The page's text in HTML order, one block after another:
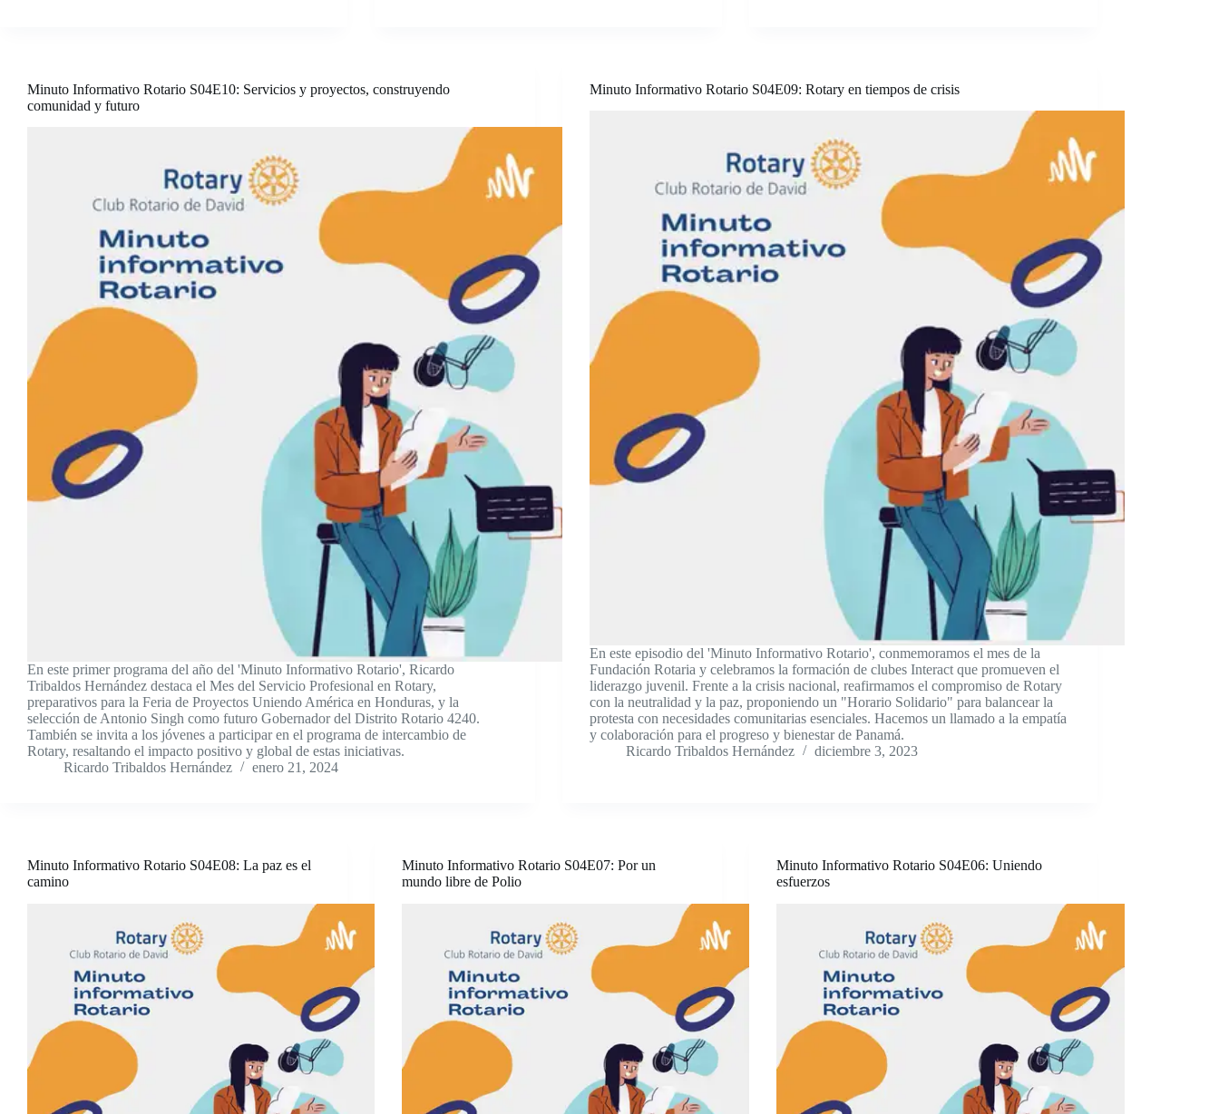
Minuto Informativo Rotario S04E10: Servicios y proyectos, construyendo
comunidad y futuro
En este primer programa del año del 'Minuto Informativo Rotario', Ricardo
Tribaldos Hernández destaca el Mes del Servicio Profesional en Rotary,
preparativos para la Feria de Proyectos Uniendo América en Honduras, y la
selección de Antonio Singh como futuro Gobernador del Distrito Rotario 4240.
También se invita a los jóvenes a participar en el programa de intercambio de
Rotary, resaltando el impacto positivo y global de estas iniciativas.
Ricardo Tribaldos Hernández
enero 21, 2024
Minuto Informativo Rotario S04E09: Rotary en tiempos de crisis
En este episodio del 'Minuto Informativo Rotario', conmemoramos el mes de la
Fundación Rotaria y celebramos la formación de clubes Interact que promueven el
liderazgo juvenil. Frente a la crisis nacional, reafirmamos el compromiso de Rotary
con la neutralidad y la paz, proponiendo un "Horario Solidario" para balancear la
protesta con necesidades comunitarias esenciales. Hacemos un llamado a la empatía
y colaboración para el progreso y bienestar de Panamá.
Ricardo Tribaldos Hernández
diciembre 3, 2023
Minuto Informativo Rotario S04E08: La paz es el
camino
Minuto Informativo Rotario S04E07: Por un
mundo libre de Polio
Minuto Informativo Rotario S04E06: Uniendo
esfuerzos